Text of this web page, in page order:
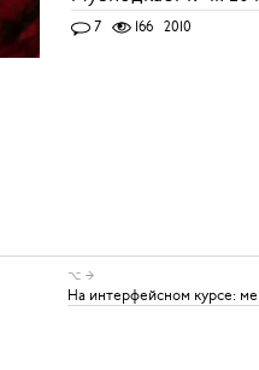
7 166 2010
⌥ →
На интерфейсном курсе: